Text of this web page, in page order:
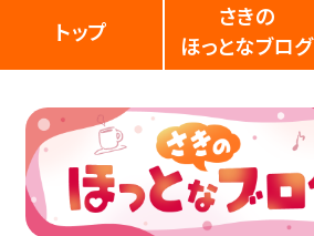
トップ
さきの
ほっとなブログ